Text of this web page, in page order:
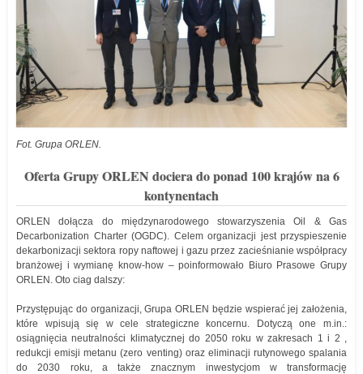
Fot. Grupa ORLEN.
Oferta Grupy ORLEN dociera do ponad 100 krajów na 6
kontynentach
ORLEN dołącza do międzynarodowego stowarzyszenia Oil & Gas
Decarbonization Charter (OGDC). Celem organizacji jest przyspieszenie
dekarbonizacji sektora ropy naftowej i gazu przez zacieśnianie współpracy
branżowej i wymianę know-how – poinformowało Biuro Prasowe Grupy
ORLEN. Oto ciag dalszy:
Przystępując do organizacji, Grupa ORLEN będzie wspierać jej założenia,
które wpisują się w cele strategiczne koncernu. Dotyczą one m.in.:
osiągnięcia neutralności klimatycznej do 2050 roku w zakresach 1 i 2 ,
redukcji emisji metanu (zero venting) oraz eliminacji rutynowego spalania
do 2030 roku, a także znacznym inwestycjom w transformację